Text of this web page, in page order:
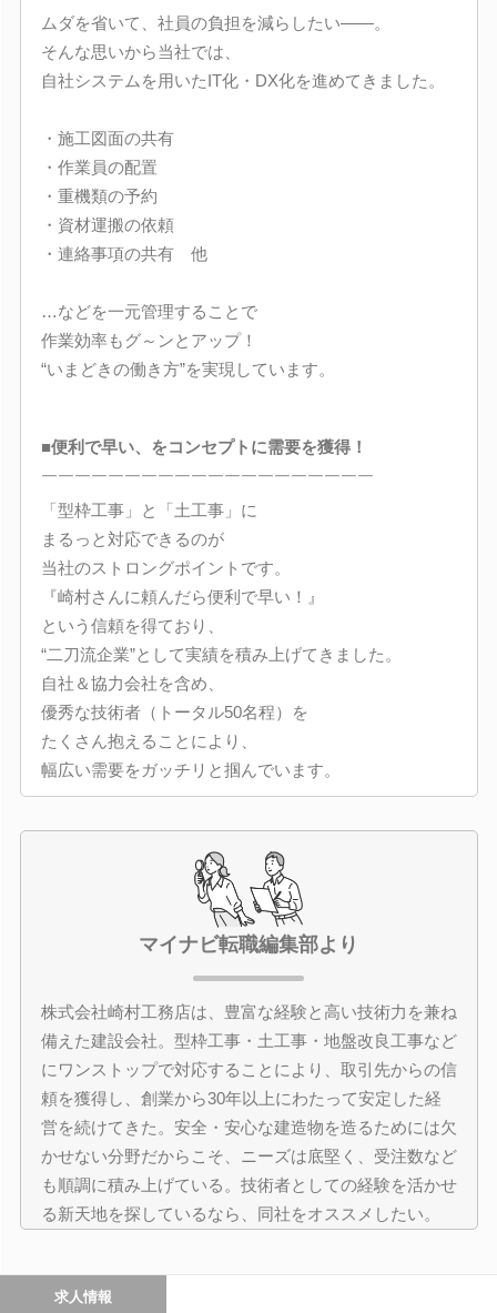
ムダを省いて、社員の負担を減らしたい――。
そんな思いから当社では、
自社システムを用いたIT化・DX化を進めてきました。
・施工図面の共有
・作業員の配置
・重機類の予約
・資材運搬の依頼
・連絡事項の共有 他
…などを一元管理することで
作業効率もグ～ンとアップ！
“いまどきの働き方”を実現しています。
■便利で早い、をコンセプトに需要を獲得！
￣￣￣￣￣￣￣￣￣￣￣￣￣￣￣￣￣￣￣￣
「型枠工事」と「土工事」に
まるっと対応できるのが
当社のストロングポイントです。
『崎村さんに頼んだら便利で早い！』
という信頼を得ており、
“二刀流企業”として実績を積み上げてきました。
自社＆協力会社を含め、
優秀な技術者（トータル50名程）を
たくさん抱えることにより、
幅広い需要をガッチリと掴んでいます。
マイナビ転職編集部より
株式会社崎村工務店は、豊富な経験と高い技術力を兼ね
備えた建設会社。型枠工事・土工事・地盤改良工事など
にワンストップで対応することにより、取引先からの信
頼を獲得し、創業から30年以上にわたって安定した経
営を続けてきた。安全・安心な建造物を造るためには欠
かせない分野だからこそ、ニーズは底堅く、受注数など
も順調に積み上げている。技術者としての経験を活かせ
る新天地を探しているなら、同社をオススメしたい。
求人情報